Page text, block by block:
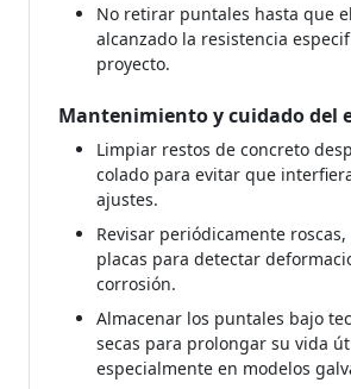
No retirar puntales hasta que
alcanzado la resistencia
proyecto.
Mantenimiento y cuidado del
Limpiar restos de concreto
colado para evitar que
ajustes.
Revisar periódicamente
placas para detectar
corrosión.
Almacenar los puntales bajo
secas para prolongar su vida
especialmente en modelos